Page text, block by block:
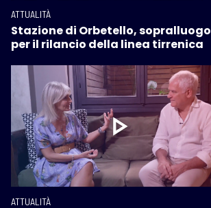
ATTUALITÀ
Stazione di Orbetello, sopralluogo
per il rilancio della linea tirrenica
ATTUALITÀ